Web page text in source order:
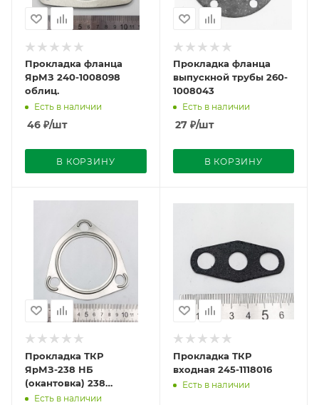
Прокладка фланца
ЯрМЗ 240-1008098
облиц.
Есть в наличии
46 ₽/шт
В КОРЗИНУ
Прокладка фланца
выпускной трубы 260-
1008043
Есть в наличии
27₽/шт
В КОРЗИНУ
Прокладка ТКР
ЯрМЗ-238 НБ
(окантовка) 238
НБ-1008054
Есть в наличии
Прокладка ТКР
входная 245-1118016
Есть в наличии